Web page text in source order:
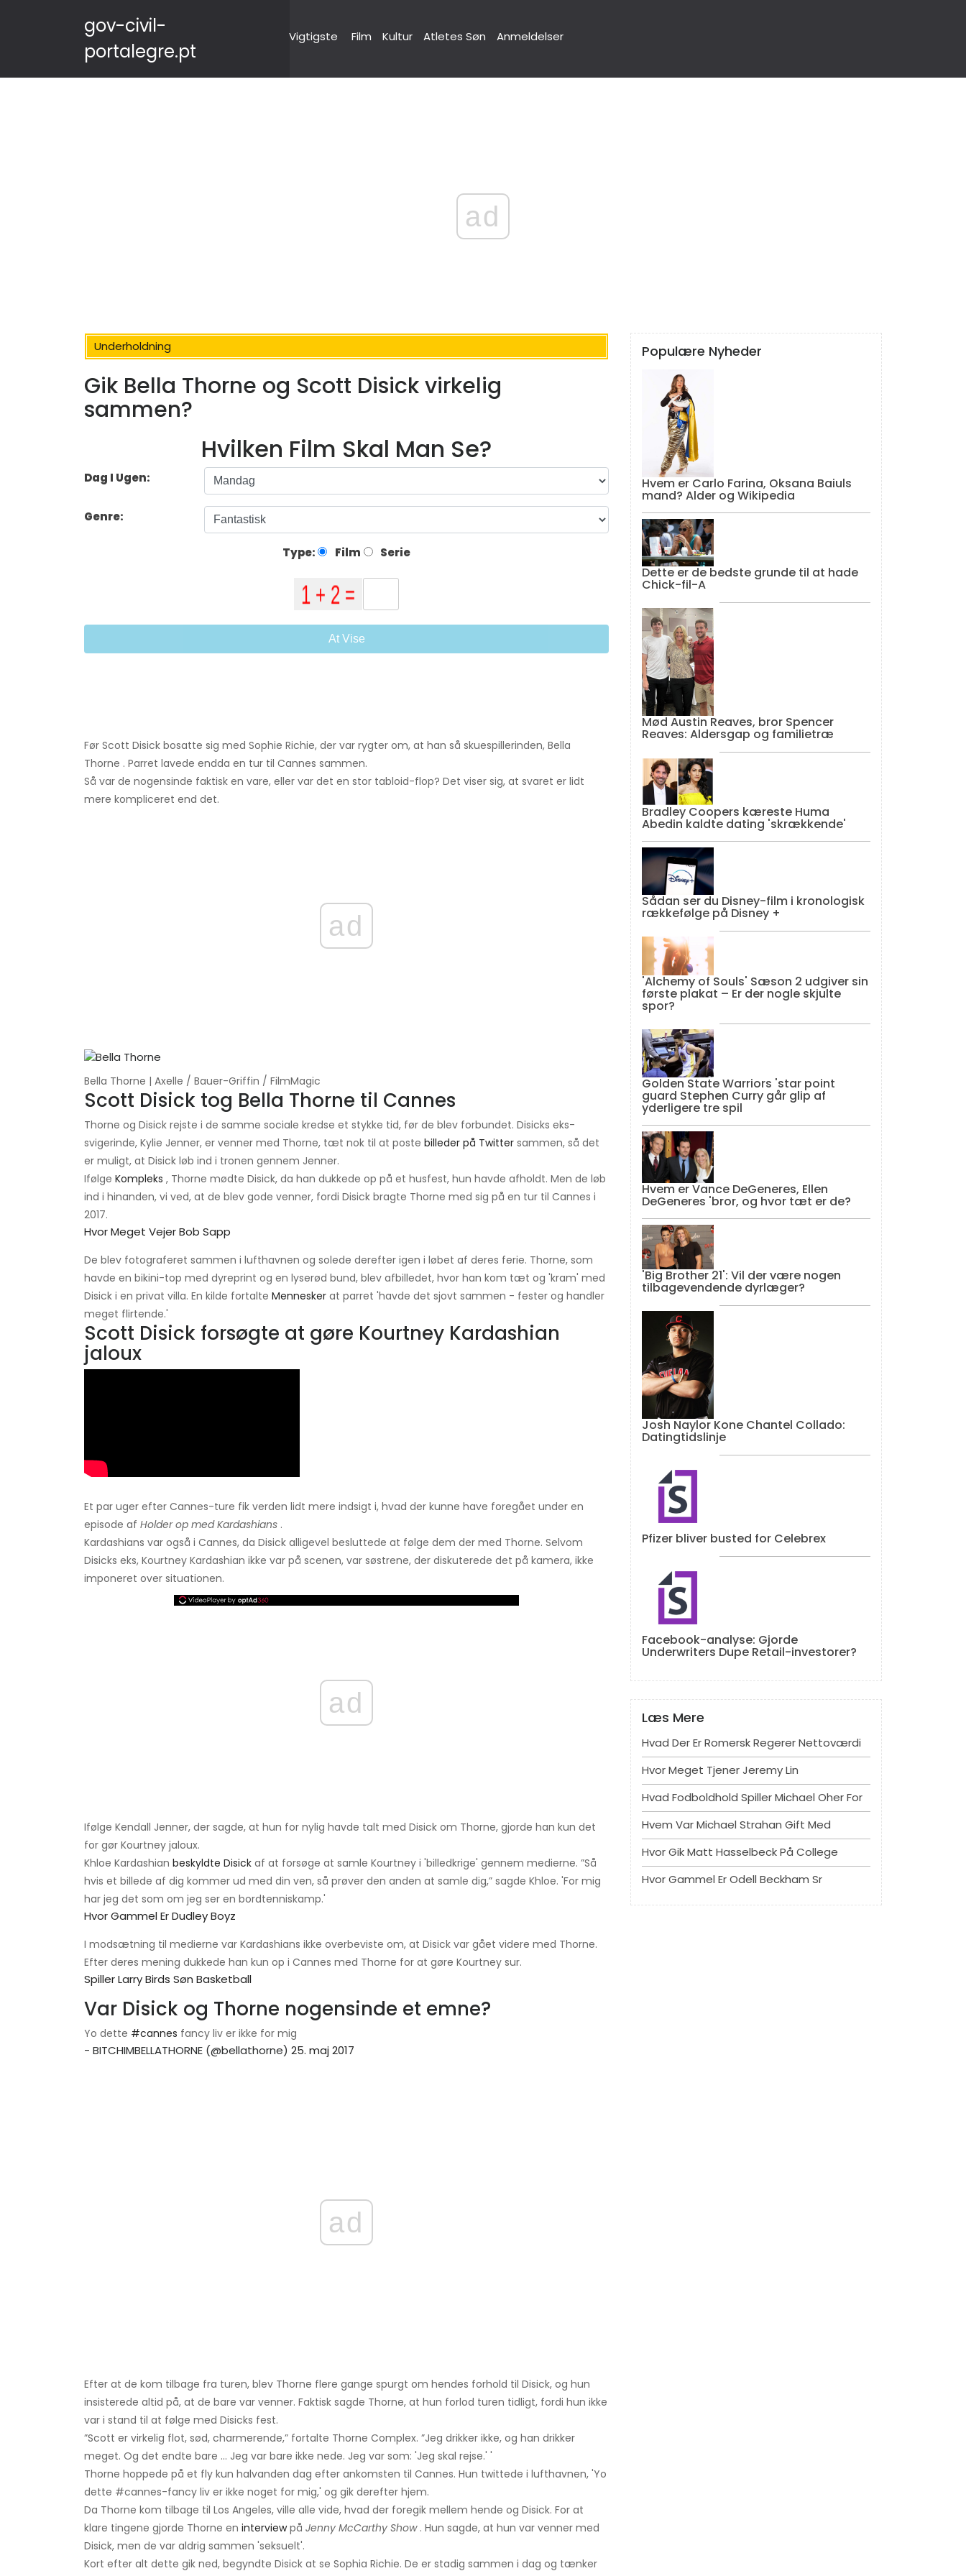
gov-civil-
portalegre.pt
Vigtigste Film Kultur Atletes Søn Anmeldelser
ad
Underholdning
Gik Bella Thorne og Scott Disick virkelig
sammen?
Hvilken Film Skal Man Se?
Dag I Ugen:
Genre:
Type: Film Serie
At Vise
Før Scott Disick bosatte sig med Sophie Richie, der var rygter om, at han så skuespillerinden, Bella
Thorne . Parret lavede endda en tur til Cannes sammen.
Så var de nogensinde faktisk en vare, eller var det en stor tabloid-flop? Det viser sig, at svaret er lidt
mere kompliceret end det.
ad
Bella Thorne | Axelle / Bauer-Griffin / FilmMagic
Scott Disick tog Bella Thorne til Cannes
Thorne og Disick rejste i de samme sociale kredse et stykke tid, før de blev forbundet. Disicks eks-
svigerinde, Kylie Jenner, er venner med Thorne, tæt nok til at poste billeder på Twitter sammen, så det
er muligt, at Disick løb ind i tronen gennem Jenner.
Ifølge Kompleks , Thorne mødte Disick, da han dukkede op på et husfest, hun havde afholdt. Men de løb
ind i hinanden, vi ved, at de blev gode venner, fordi Disick bragte Thorne med sig på en tur til Cannes i
2017.
Hvor Meget Vejer Bob Sapp
De blev fotograferet sammen i lufthavnen og solede derefter igen i løbet af deres ferie. Thorne, som
havde en bikini-top med dyreprint og en lyserød bund, blev afbilledet, hvor han kom tæt og 'kram' med
Disick i en privat villa. En kilde fortalte Mennesker at parret 'havde det sjovt sammen - fester og handler
meget flirtende.'
Scott Disick forsøgte at gøre Kourtney Kardashian
jaloux
Et par uger efter Cannes-ture fik verden lidt mere indsigt i, hvad der kunne have foregået under en
episode af Holder op med Kardashians .
Kardashians var også i Cannes, da Disick alligevel besluttede at følge dem der med Thorne. Selvom
Disicks eks, Kourtney Kardashian ikke var på scenen, var søstrene, der diskuterede det på kamera, ikke
imponeret over situationen.
ad
Ifølge Kendall Jenner, der sagde, at hun for nylig havde talt med Disick om Thorne, gjorde han kun det
for gør Kourtney jaloux.
Khloe Kardashian beskyldte Disick af at forsøge at samle Kourtney i 'billedkrige' gennem medierne. ”Så
hvis et billede af dig kommer ud med din ven, så prøver den anden at samle dig,” sagde Khloe. 'For mig
har jeg det som om jeg ser en bordtenniskamp.'
Hvor Gammel Er Dudley Boyz
I modsætning til medierne var Kardashians ikke overbeviste om, at Disick var gået videre med Thorne.
Efter deres mening dukkede han kun op i Cannes med Thorne for at gøre Kourtney sur.
Spiller Larry Birds Søn Basketball
Var Disick og Thorne nogensinde et emne?
Yo dette #cannes fancy liv er ikke for mig
- BITCHIMBELLATHORNE (@bellathorne) 25. maj 2017
ad
Efter at de kom tilbage fra turen, blev Thorne flere gange spurgt om hendes forhold til Disick, og hun
insisterede altid på, at de bare var venner. Faktisk sagde Thorne, at hun forlod turen tidligt, fordi hun ikke
var i stand til at følge med Disicks fest.
”Scott er virkelig flot, sød, charmerende,” fortalte Thorne Complex. ”Jeg drikker ikke, og han drikker
meget. Og det endte bare ... Jeg var bare ikke nede. Jeg var som: 'Jeg skal rejse.' '
Thorne hoppede på et fly kun halvanden dag efter ankomsten til Cannes. Hun twittede i lufthavnen, 'Yo
dette #cannes-fancy liv er ikke noget for mig,' og gik derefter hjem.
Da Thorne kom tilbage til Los Angeles, ville alle vide, hvad der foregik mellem hende og Disick. For at
klare tingene gjorde Thorne en interviewpå Jenny McCarthy Show. Hun sagde, at hun var venner med
Disick, men de var aldrig sammen 'seksuelt'.
Kort efter alt dette gik ned, begyndte Disick at se Sophia Richie. De er stadig sammen i dag og tænker
Populære Nyheder
Hvem er Carlo Farina, Oksana Baiuls
mand? Alder og Wikipedia
Dette er de bedste grunde til at hade
Chick-fil-A
Mød Austin Reaves, bror Spencer
Reaves: Aldersgap og familietræ
Bradley Coopers kæreste Huma
Abedin kaldte dating 'skrækkende'
Sådan ser du Disney-film i kronologisk
rækkefølge på Disney +
'Alchemy of Souls' Sæson 2 udgiver sin
første plakat – Er der nogle skjulte
spor?
Golden State Warriors 'star point
guard Stephen Curry går glip af
yderligere tre spil
Hvem er Vance DeGeneres, Ellen
DeGeneres 'bror, og hvor tæt er de?
'Big Brother 21': Vil der være nogen
tilbagevendende dyrlæger?
Josh Naylor Kone Chantel Collado:
Datingtidslinje
Pfizer bliver busted for Celebrex
Facebook-analyse: Gjorde
Underwriters Dupe Retail-investorer?
Læs Mere
Hvad Der Er Romersk Regerer Nettoværdi
Hvor Meget Tjener Jeremy Lin
Hvad Fodboldhold Spiller Michael Oher For
Hvem Var Michael Strahan Gift Med
Hvor Gik Matt Hasselbeck På College
Hvor Gammel Er Odell Beckham Sr